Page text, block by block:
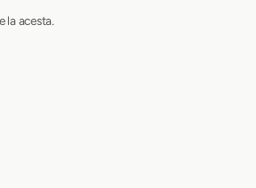
la acesta.